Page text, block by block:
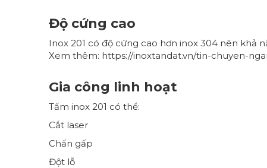
Độ cứng cao
Inox 201 có độ cứng cao hơn inox 304 nên khả
Xem thêm: https://inoxtandat.vn/tin-chuyen-
Gia công linh hoạt
Tấm inox 201 có thể:
Cắt laser
Chấn gấp
Đột lỗ